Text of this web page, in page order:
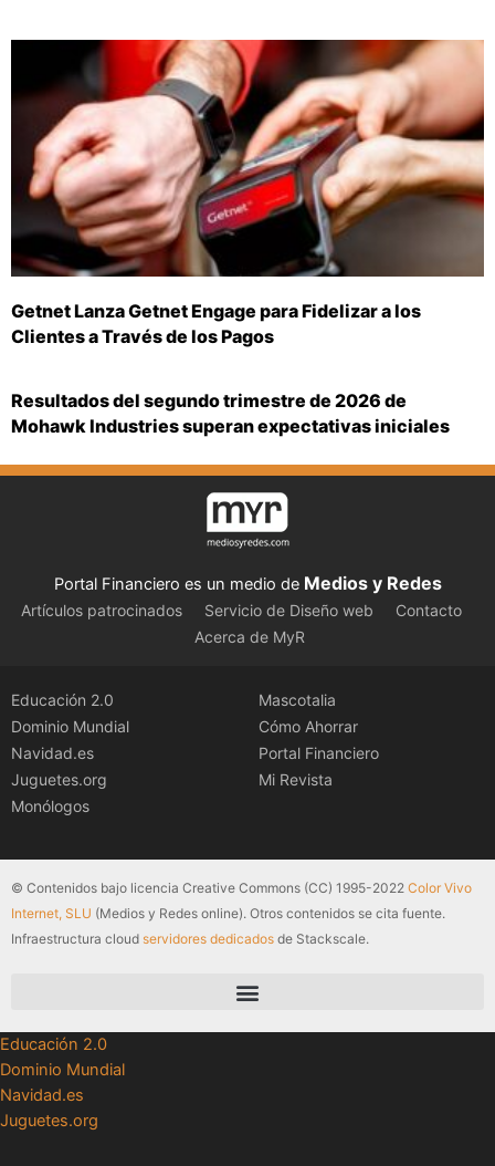
Getnet Lanza Getnet Engage para Fidelizar a los
Clientes a Través de los Pagos
Resultados del segundo trimestre de 2026 de
Mohawk Industries superan expectativas iniciales
Portal Financiero es un medio de Medios y Redes
Artículos patrocinados Servicio de Diseño web
Contacto
Acerca de MyR
Educación 2.0
Dominio Mundial
Navidad.es
Juguetes.org
Monólogos
Mascotalia
Cómo Ahorrar
Portal Financiero
Mi Revista
© Contenidos bajo licencia Creative Commons (CC) 1995-2022 Color Vivo
Internet, SLU (Medios y Redes online). Otros contenidos se cita fuente.
Infraestructura cloud servidores dedicados de Stackscale.
Educación 2.0
Dominio Mundial
Navidad.es
Juguetes.org